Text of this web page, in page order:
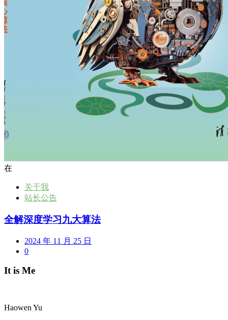
在
关于我
站长公告
全解深度学习九大算法
2024 年 11 月 25 日
0
It is Me
Haowen Yu